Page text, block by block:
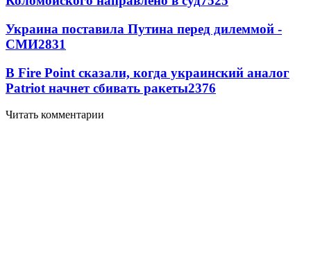
Украина поставила Путина перед дилеммой -
СМИ2831
В Fire Point сказали, когда украинский аналог
Patriot начнет сбивать ракеты2376
Читать комментарии